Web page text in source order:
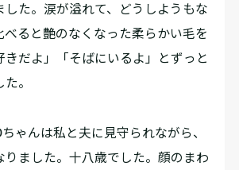
した。涙が溢れて、どうしようもな
べると艶のなくなった柔らかい毛を
きだよ」「そばにいるよ」とずっと
。
ゃんは私と夫に見守られながら、
りました。十八歳でした。顔のまわ